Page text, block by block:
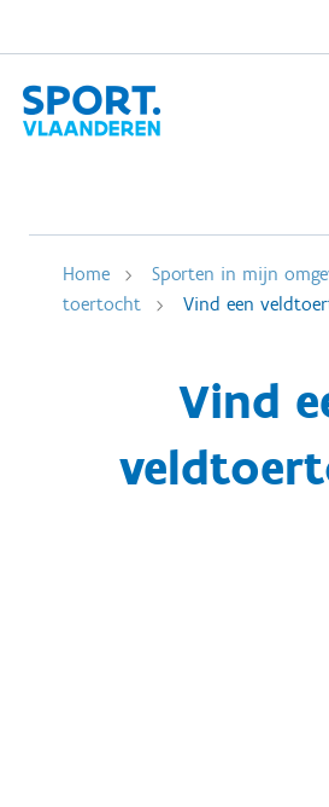
Home Sporten in mijn
toertocht
Vind een
Vind